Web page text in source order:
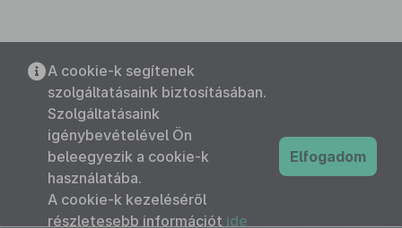
A cookie-k segítenek
szolgáltatásaink biztosításában.
Szolgáltatásaink
igénybevételével Ön
beleegyezik a cookie-k
használatába.
A cookie-k kezeléséről
részletesebb információt ide
Elfogadom